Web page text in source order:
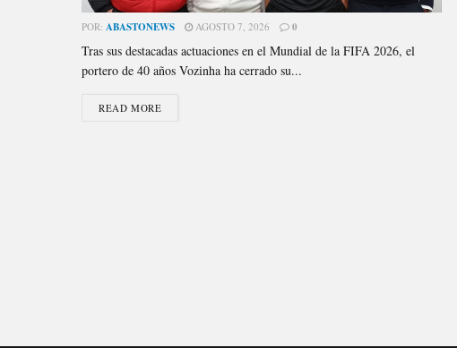
POR: ABASTONEWS AGOSTO 7, 2026 0
Tras sus destacadas actuaciones en el Mundial de la FIFA 2026, el
portero de 40 años Vozinha ha cerrado su...
READ MORE